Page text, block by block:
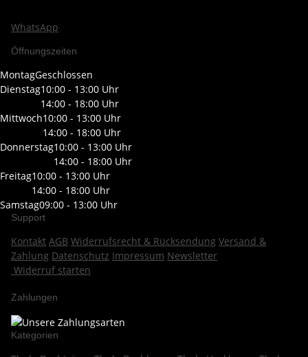
WhatsApp
Öffnungszeiten
MontagGeschlossen
Dienstag10:00 - 13:00 Uhr
14:00 - 18:00 Uhr
Mittwoch10:00 - 13:00 Uhr
14:00 - 18:00 Uhr
Donnerstag10:00 - 13:00 Uhr
14:00 - 18:00 Uhr
Freitag10:00 - 13:00 Uhr
14:00 - 18:00 Uhr
Samstag09:00 - 13:00 Uhr
Support
Kontakt AGB Widerrufsrecht & Rücksendung Versand &
Zahlung Datenschutz Impressum Newsletter
Widerruf starten
Zahlungen
Kategorien